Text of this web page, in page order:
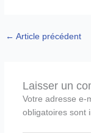
← Article précédent
Laisser un
Votre adresse e-
obligatoires sont